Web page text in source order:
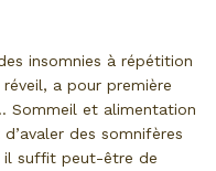
insomnies à répétition
a pour première
Sommeil et alimentation
des somnifères
il suffit peut-être de